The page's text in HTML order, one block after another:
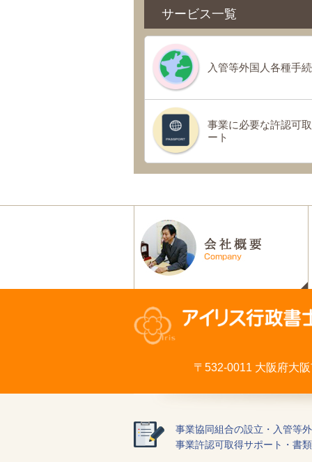
サービス一覧
入管等外国人各種手
事業に必要な許認可
ート
〒532-0011 大阪府大
事業協同組合の設立・入管等
事業許認可取得サポート・書